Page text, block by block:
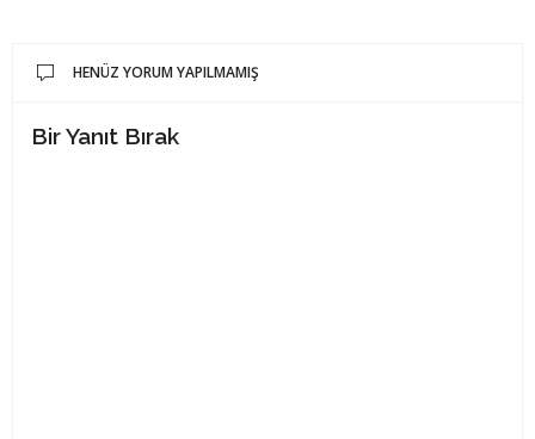
HENÜZ YORUM YAPILMAMIŞ
Bir Yanıt Bırak